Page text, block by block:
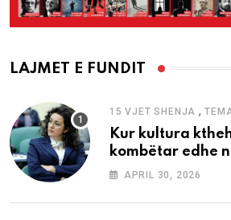
LAJMET E FUNDIT
15 VJET SHENJA ,
Kur kultura
kombëtar edhe
APRIL 30, 2026